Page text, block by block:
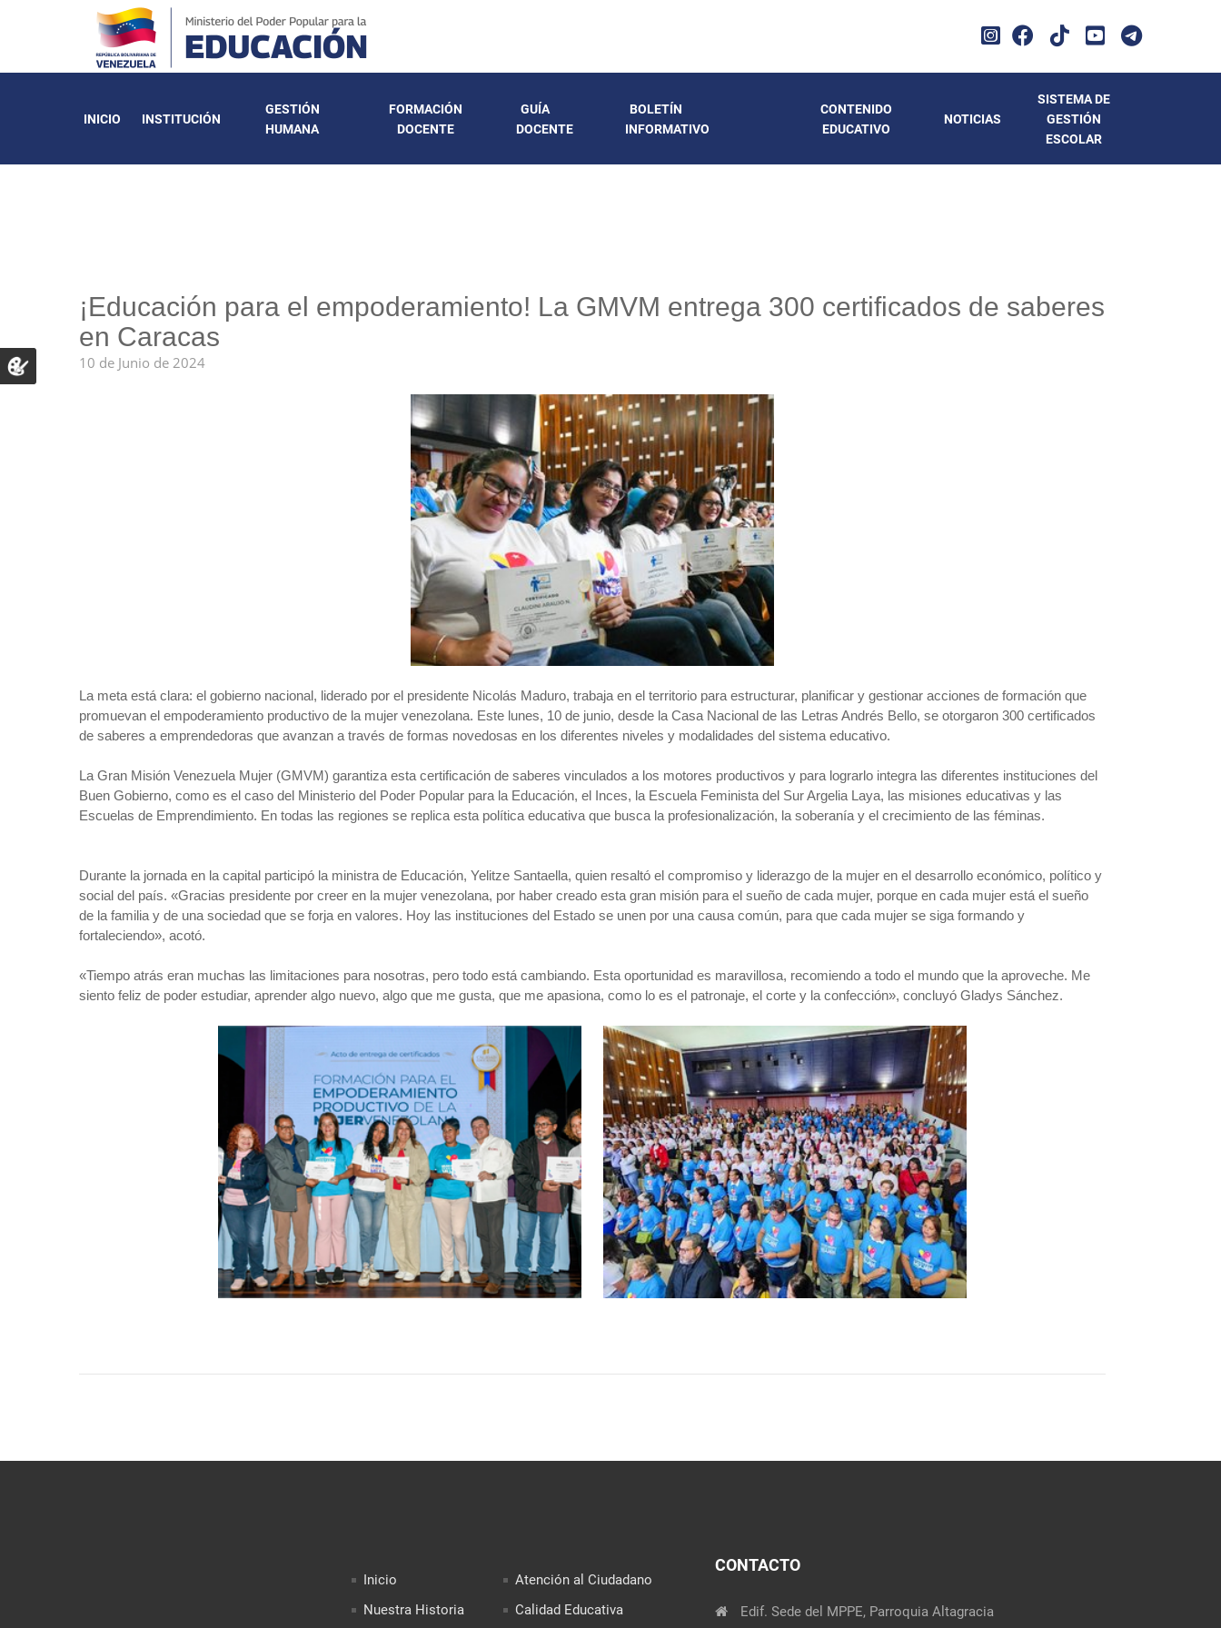
INICIO INSTITUCIÓN
GESTIÓN
HUMANA
FORMACIÓN
DOCENTE
GUÍA
DOCENTE
BOLETÍN
INFORMATIVO
CONTENIDO
EDUCATIVO
NOTICIAS
SISTEMA DE
GESTIÓN
ESCOLAR
¡Educación para el empoderamiento! La GMVM entrega 300 certificados de saberes
en Caracas
10 de Junio de 2024
La meta está clara: el gobierno nacional, liderado por el presidente Nicolás Maduro, trabaja en el territorio para estructurar, planificar y gestionar acciones de formación que
promuevan el empoderamiento productivo de la mujer venezolana. Este lunes, 10 de junio, desde la Casa Nacional de las Letras Andrés Bello, se otorgaron 300 certificados
de saberes a emprendedoras que avanzan a través de formas novedosas en los diferentes niveles y modalidades del sistema educativo.
La Gran Misión Venezuela Mujer (GMVM) garantiza esta certificación de saberes vinculados a los motores productivos y para lograrlo integra las diferentes instituciones del
Buen Gobierno, como es el caso del Ministerio del Poder Popular para la Educación, el Inces, la Escuela Feminista del Sur Argelia Laya, las misiones educativas y las
Escuelas de Emprendimiento. En todas las regiones se replica esta política educativa que busca la profesionalización, la soberanía y el crecimiento de las féminas.
Durante la jornada en la capital participó la ministra de Educación, Yelitze Santaella, quien resaltó el compromiso y liderazgo de la mujer en el desarrollo económico, político y
social del país. «Gracias presidente por creer en la mujer venezolana, por haber creado esta gran misión para el sueño de cada mujer, porque en cada mujer está el sueño
de la familia y de una sociedad que se forja en valores. Hoy las instituciones del Estado se unen por una causa común, para que cada mujer se siga formando y
fortaleciendo», acotó.
«Tiempo atrás eran muchas las limitaciones para nosotras, pero todo está cambiando. Esta oportunidad es maravillosa, recomiendo a todo el mundo que la aproveche. Me
siento feliz de poder estudiar, aprender algo nuevo, algo que me gusta, que me apasiona, como lo es el patronaje, el corte y la confección», concluyó Gladys Sánchez.
Inicio
Nuestra Historia
Atención al Ciudadano
Calidad Educativa
CONTACTO
Edif. Sede del MPPE, Parroquia Altagracia